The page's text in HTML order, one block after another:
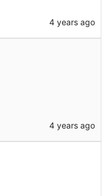
4 years ago
4 years ago